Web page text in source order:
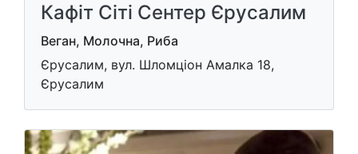
Кафіт Сіті Сентер Єрусалим
Веган, Молочна, Риба
Єрусалим, вул. Шломціон Амалка 18,
Єрусалим